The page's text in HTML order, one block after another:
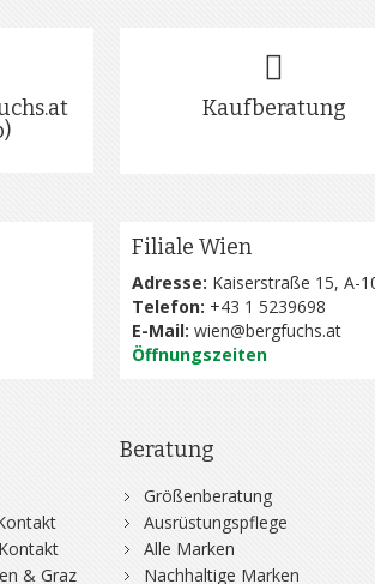
Kaufberatung
Filiale Wien
Adresse: Kaiserstraße 15, A-
Telefon: +43 1 5239698
E-Mail: wien@bergfuchs.at
Öffnungszeiten
& Graz
Beratung
Größenberatung
Ausrüstungspflege
Alle Marken
Nachhaltige Marken